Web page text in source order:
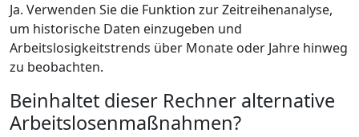
Ja. Verwenden Sie die Funktion zur Zeitreihenanalyse,
um historische Daten einzugeben und
Arbeitslosigkeitstrends über Monate oder Jahre hinweg
zu beobachten.
Beinhaltet dieser Rechner alternative
Arbeitslosenmaßnahmen?